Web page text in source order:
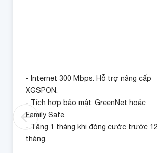
- Internet 300 Mbps. Hỗ trợ nâng cấp
XGSPON.
- Tích hợp bảo mật: GreenNet hoặc
Family Safe.
- Tặng 1 tháng khi đóng cước trước 12
tháng.